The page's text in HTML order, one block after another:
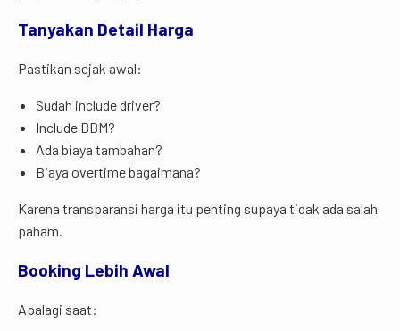
Tanyakan Detail Harga
Pastikan sejak awal:
Sudah include driver?
Include BBM?
Ada biaya tambahan?
Biaya overtime bagaimana?
Karena transparansi harga itu penting supaya tidak ada salah
paham.
Booking Lebih Awal
Apalagi saat: